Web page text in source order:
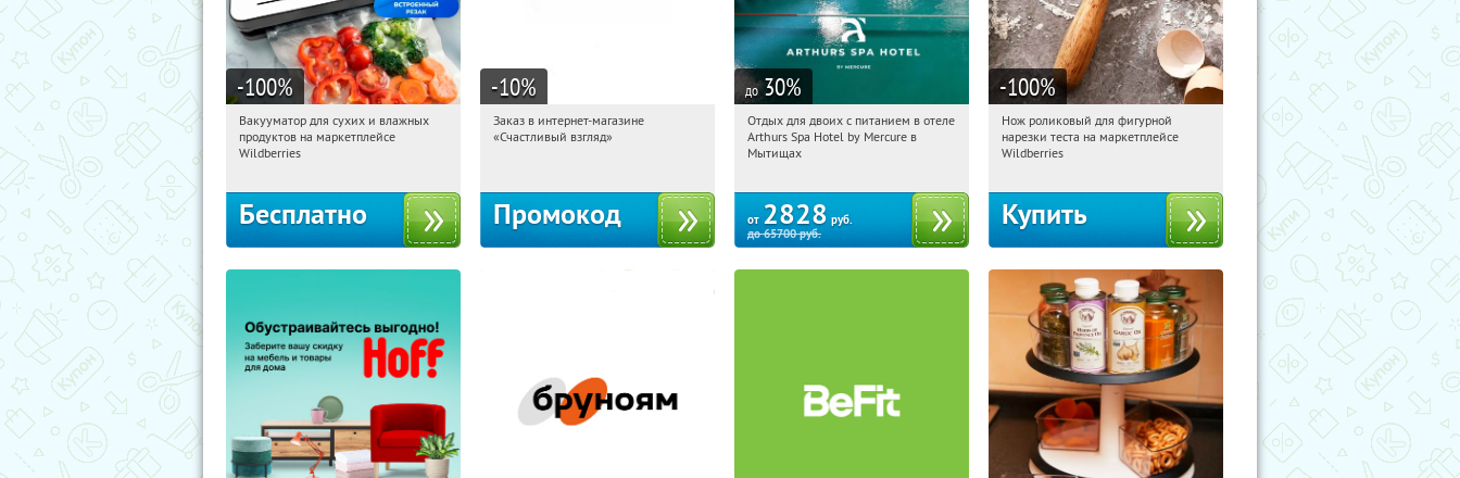
-100%
17:15:49 Получили:174
Россия
Вакууматор для сухих и влажных
продуктов на маркетплейсе
Wildberries
Бесплатно
-10%
17:15:49
Получи первым!
Заказ в интернет-магазине
«Счастливый взгляд»
Промокод
до 30%
17:15:49
Купи первым!
Московская обл., г. Мытищи, д.
Отдых для двоих с питанием в отеле
Arthurs Spa Hotel by Mercure в
Мытищах
от 2828 руб.
до65700руб.
-100%
17:15:49 Получили:
Россия
Нож роликовый для фигурной
нарезки теста на маркетплейсе
Wildberries
Купить